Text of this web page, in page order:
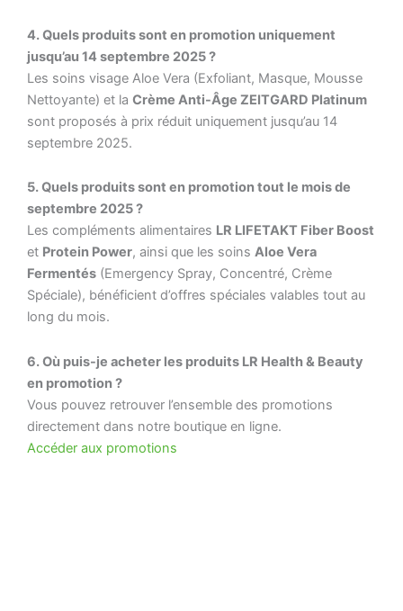
4. Quels produits sont en promotion uniquement
jusqu’au 14 septembre 2025 ?
Les soins visage Aloe Vera (Exfoliant, Masque, Mousse
Nettoyante) et la Crème Anti-Âge ZEITGARD Platinum
sont proposés à prix réduit uniquement jusqu’au 14
septembre 2025.
5. Quels produits sont en promotion tout le mois de
septembre 2025 ?
Les compléments alimentaires LR LIFETAKT Fiber Boost
et Protein Power, ainsi que les soins Aloe Vera
Fermentés (Emergency Spray, Concentré, Crème
Spéciale), bénéficient d’offres spéciales valables tout au
long du mois.
6. Où puis-je acheter les produits LR Health & Beauty
en promotion ?
Vous pouvez retrouver l’ensemble des promotions
directement dans notre boutique en ligne.
Accéder aux promotions